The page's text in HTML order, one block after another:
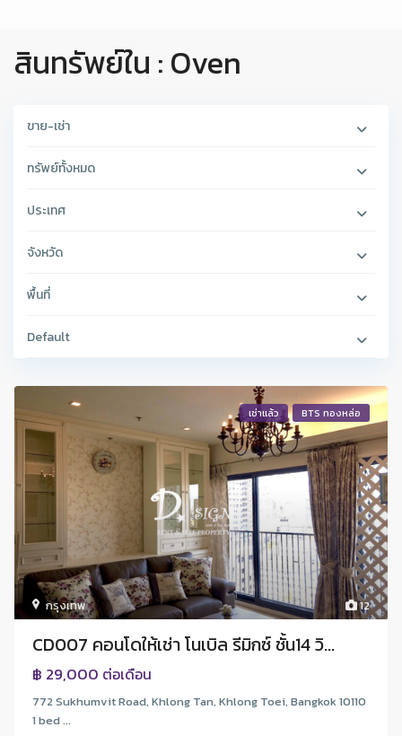
สินทรัพย์ใน : Oven
ขาย-เช่า
ทรัพย์ทั้งหมด
ประเทศ
จังหวัด
พื้นที่
Default
12
กรุงเทพ
เช่าแล้ว BTS ทองหล่อ
CD007 คอนโดให้เช่า โนเบิล รีมิกซ์ ชั้น14 วิ...
฿ 29,000 ต่อเดือน
772 Sukhumvit Road, Khlong Tan, Khlong Toei, Bangkok 10110
1 bed ...